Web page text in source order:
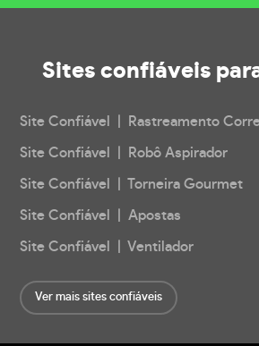
Sites confiáveis
Site Confiável | Rastreamento
Site Confiável | Robô Aspirador
Site Confiável | Torneira Gourmet
Site Confiável | Apostas
Site Confiável | Ventilador
Ver mais sites confiáveis